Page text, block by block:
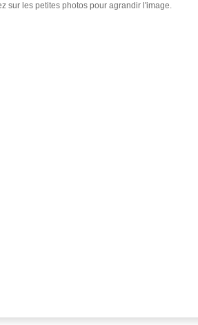
sur les petites photos pour agrandir l'image.